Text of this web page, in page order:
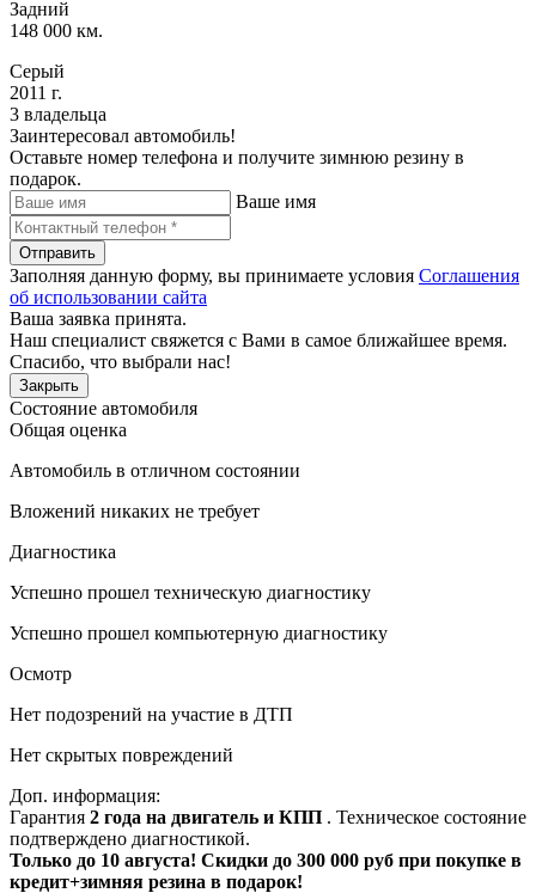
Задний
148 000 км.
Серый
2011 г.
3 владельца
Заинтересовал автомобиль!
Оставьте номер телефона и получите зимнюю резину в
подарок.
Ваше имя
Отправить
Заполняя данную форму, вы принимаете условия Соглашения
об использовании сайта
Ваша заявка принята.
Наш специалист свяжется с Вами в самое ближайшее время.
Спасибо, что выбрали нас!
Закрыть
Состояние автомобиля
Общая оценка
Автомобиль в отличном состоянии
Вложений никаких не требует
Диагностика
Успешно прошел техническую диагностику
Успешно прошел компьютерную диагностику
Осмотр
Нет подозрений на участие в ДТП
Нет скрытых повреждений
Доп. информация:
Гарантия 2 года на двигатель и КПП . Техническое состояние
подтверждено диагностикой.
Только до 10 августа! Скидки до 300 000 руб при покупке в
кредит+зимняя резина в подарок!